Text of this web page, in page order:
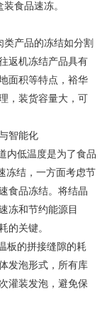
食品速冻。
产品的冻结如分割
返机冻结产品具有
面积等特点，裕华
，装货容量大，可
智能化
内低温度是为了食品
冻结，一方面考虑节
食品冻结。将结晶
冻和节约能源目
的关键。
板的拼接缝隙的耗
发泡形式，所有库
灌装发泡，避免保